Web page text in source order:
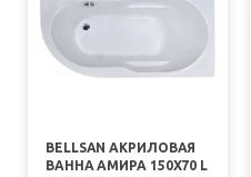
BELLSAN АКРИЛОВАЯ
ВАННА АМИРА 150X70 L